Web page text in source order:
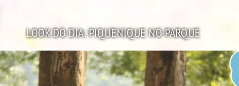
LOOK DO DIA: PIQUENIQUE NO PARQUE